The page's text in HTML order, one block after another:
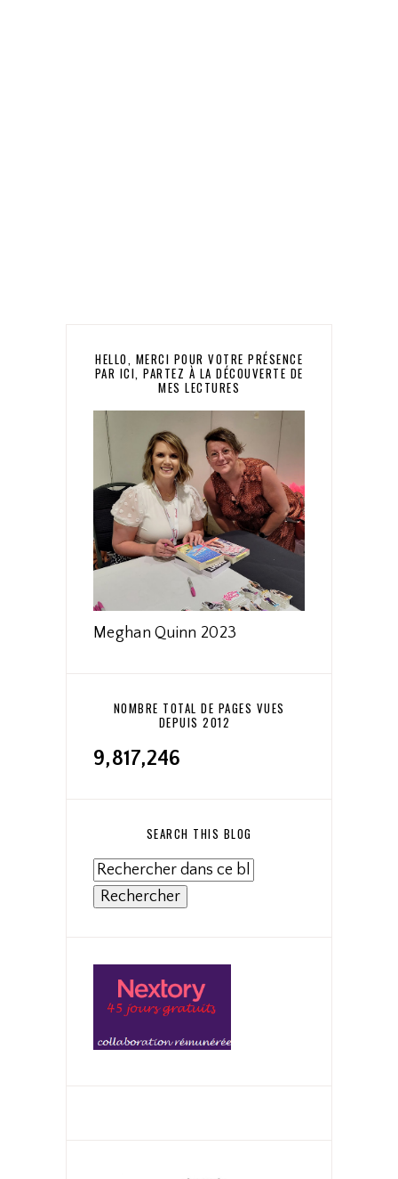
HELLO, MERCI POUR VOTRE PRÉSENCE
PAR ICI, PARTEZ À LA DÉCOUVERTE DE
MES LECTURES
Meghan Quinn 2023
NOMBRE TOTAL DE PAGES VUES
DEPUIS 2012
9,817,246
SEARCH THIS BLOG